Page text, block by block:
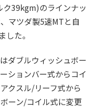
ク39kgm)のラインナッ
マツダ製5速MTと自
た。
ダブルウィッシュボー
ションバー式からコイ
クスル/リーフ式から
ーン/コイル式に変更